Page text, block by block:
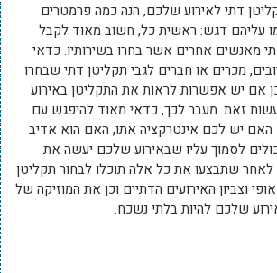
דתי לאירוע שלכם, הנה כמה פרמטרים
עליהם דגש: ראשית כל, חשוב מאוד לקבל
מאנשים אחרים אשר בחרו בשירותיו. כדאי
מכרים או חברים לגבי תקליטן דתי שבחרו
אם יש אפשרות לראות את התקליטן באירוע
זאת. מעבר לכך, כדאי מאוד להיפגש עם
האם יש לכם אינטרקציה אתו, האם הוא אדיב
לסמוך עליו שבאירוע שלכם יעשה את
לאחר שתבצעו את כל אלה תוכלו לבחור תקליטן
וצביון האירועים הדתיים וכן את המוזיקה של
שלכם להיות בלתי נשכח.